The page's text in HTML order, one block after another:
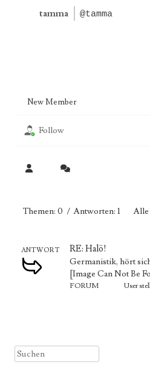
tamma @tamma
New Member
Follow
Themen: 0 / Antworten: 1 Alle
ANTWORT RE: Halö!
Germanistik, hört
[Image Can Not Be
FORUM User
Suchen